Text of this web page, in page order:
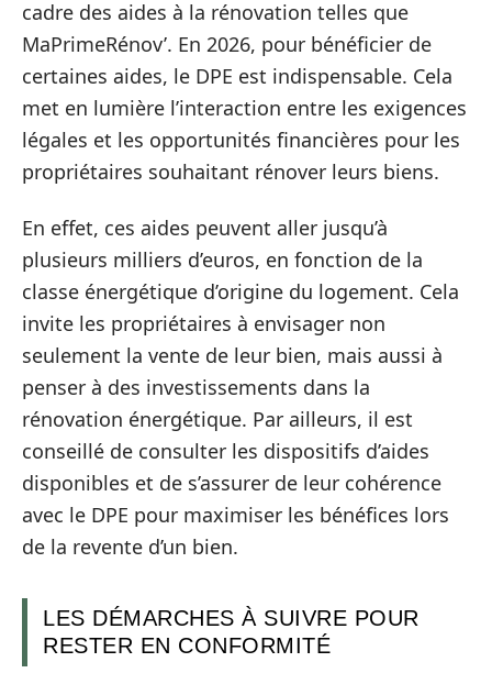
cadre des aides à la rénovation telles que
MaPrimeRénov’. En 2026, pour bénéficier de
certaines aides, le DPE est indispensable. Cela
met en lumière l’interaction entre les exigences
légales et les opportunités financières pour les
propriétaires souhaitant rénover leurs biens.
En effet, ces aides peuvent aller jusqu’à
plusieurs milliers d’euros, en fonction de la
classe énergétique d’origine du logement. Cela
invite les propriétaires à envisager non
seulement la vente de leur bien, mais aussi à
penser à des investissements dans la
rénovation énergétique. Par ailleurs, il est
conseillé de consulter les dispositifs d’aides
disponibles et de s’assurer de leur cohérence
avec le DPE pour maximiser les bénéfices lors
de la revente d’un bien.
LES DÉMARCHES À SUIVRE POUR
RESTER EN CONFORMITÉ